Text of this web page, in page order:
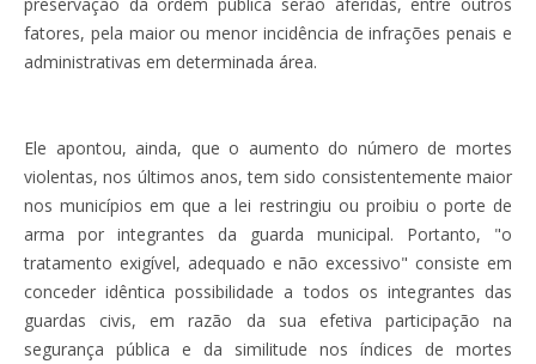
fatores, pela maior ou menor incidência de infrações penais e
administrativas em determinada área.
Ele apontou, ainda, que o aumento do número de mortes
violentas, nos últimos anos, tem sido consistentemente maior
nos municípios em que a lei restringiu ou proibiu o porte de
arma por integrantes da guarda municipal. Portanto, "o
tratamento exigível, adequado e não excessivo" consiste em
conceder idêntica possibilidade a todos os integrantes das
guardas civis, em razão da sua efetiva participação na
segurança pública e da similitude nos índices de mortes